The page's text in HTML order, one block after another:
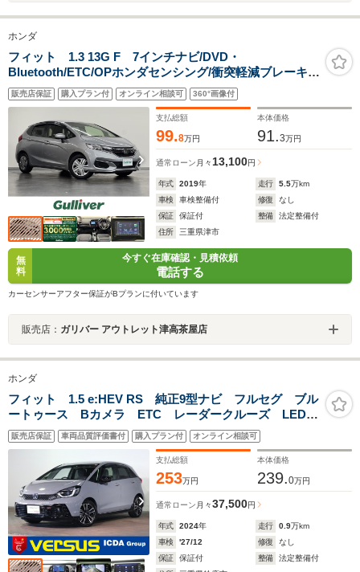
ホンダ
フィット 1.3 13G F 7インチナビ/DVD・
Bluetooth/ETC/OPホンダセンシング/衝突軽減ブレーキ/
車線維持支援システム/アダプティブクルーズコントロー
ル/路外逸脱抑制機能/オートエアコン/プッシュスタート
販売店保証 購入プラン付 オンライン相談可 360°画像付
支払総額
99.8万円
本体価格
91.3万円
通常ローン 月々 13,100円
年式 2019年 走行 5.5万km
車検
車検整備付 修復
なし
保証
保証付 整備
法定整備付
住所
三重県津市
無
料
今すぐ在庫確認・見積依頼
電話する
カーセンサーアフター保証がBプランに付いています
販売店： ガリバー アウトレット津高茶屋店
ホンダ
フィット 1.5 e:HEV RS 純正9型ナビ フルセグ ブル
ートゥース Bカメラ ETC レーダークルーズ LEDオ
ートライト パドルシフト ハーフレザー 純正16AW
ホンダセンシング コーナーセンサー 自社買取車 禁
販売店保証 車両品質評価書付 購入プラン付 オンライン相談可
支払総額
253万円
本体価格
239.0万円
通常ローン 月々37,500円
年式 2024年 走行 0.9万km
車検
'27/12 修復
なし
保証
保証付 整備
法定整備付